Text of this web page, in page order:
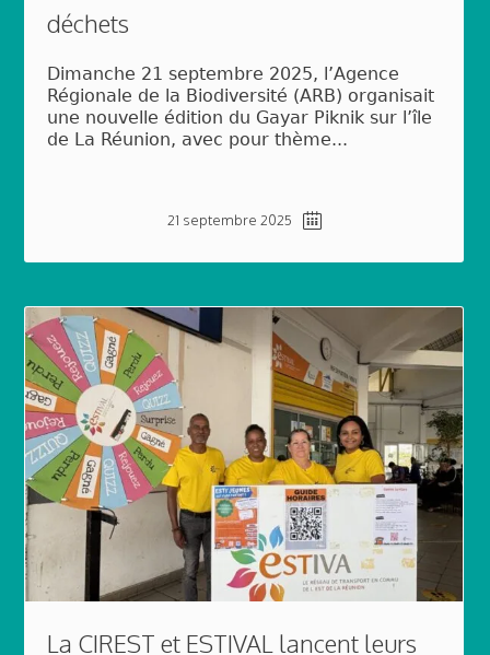
déchets
Dimanche 21 septembre 2025, l’Agence
Régionale de la Biodiversité (ARB) organisait
une nouvelle édition du Gayar Piknik sur l’île
de La Réunion, avec pour thème...
21 septembre 2025
La CIREST et ESTIVAL lancent leurs